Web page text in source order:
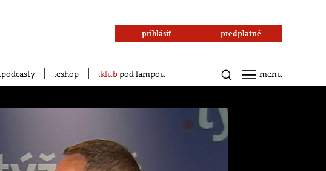
podcasty eshop klubpod lampou
prihlásiť predplatné
menu